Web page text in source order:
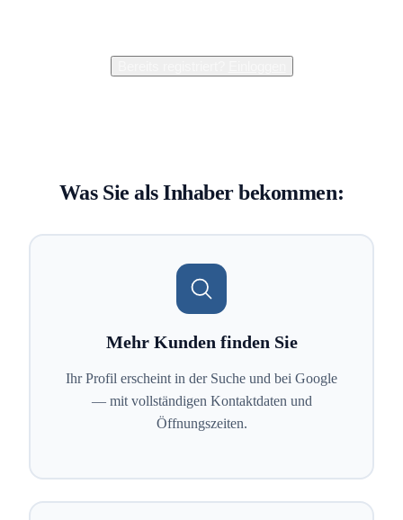
Was Sie als Inhaber bekommen:
Mehr Kunden finden Sie
Ihr Profil erscheint in der Suche und bei Google
— mit vollständigen Kontaktdaten und
Öffnungszeiten.